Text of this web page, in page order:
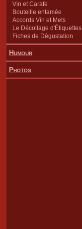
Vin et Carafe
Bouteille entamée
Accords Vin et Mets
Le Décollage d'Étiquettes
Fiches de Dégustation
Humour
Photos